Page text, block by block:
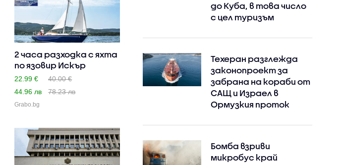
2 часа разходка с яхта
по язовир Искър
22.99 €
40.00 €
44.96 лв
78.23 лв
Grabo.bg
до Куба, в това число
с цел туризъм
Техеран разглежда
законопроект за
забрана на кораби от
САЩ и Израел в
Ормузкия проток
Бомба взриви
микробус край